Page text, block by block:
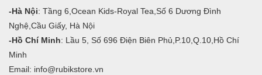
-Hà Nội: Tầng 6,Ocean Kids-Royal Tea,Số 6 Dương Đình
Nghệ,Cầu Giấy, Hà Nội
-Hồ Chí Minh: Lầu 5, Số 696 Điện Biên Phủ,P.10,Q.10,Hồ Chí
Minh
Email: info@rubikstore.vn